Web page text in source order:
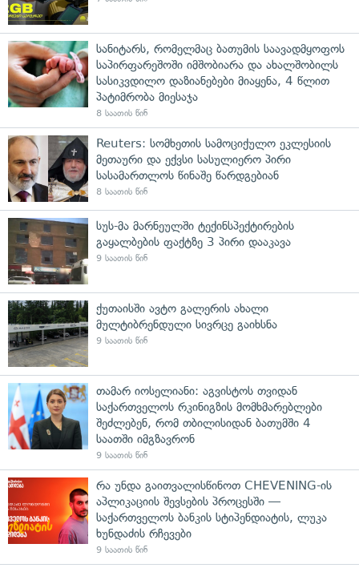
სანიტარს, რომელმაც ბათუმის საავადმყოფოს
საპირფარეშოში იმშობიარა და ახალშობილს
სასიკვდილო დაზიანებები მიაყენა, 4 წლით
პატიმრობა მიესაჯა
8 საათის წინ
Reuters: სომხეთის სამოციქულო ეკლესიის
მეთაური და ექვსი სასულიერო პირი
სასამართლოს წინაშე წარდგებიან
8 საათის წინ
სუს-მა მარნეულში ტექინსპექტირების
გაყალბების ფაქტზე 3 პირი დააკავა
9 საათის წინ
ქუთაისში ავტო გალერის ახალი
მულტიბრენდული სივრცე გაიხსნა
9 საათის წინ
თამარ იოსელიანი: აგვისტოს თვიდან
საქართველოს რკინიგზის მომხმარებლები
შეძლებენ, რომ თბილისიდან ბათუმში 4
საათში იმგზავრონ
9 საათის წინ
რა უნდა გაითვალისწინოთ CHEVENING-ის
აპლიკაციის შევსების პროცესში —
საქართველოს ბანკის სტიპენდიატის, ლუკა
ხუნდაძის რჩევები
9 საათის წინ